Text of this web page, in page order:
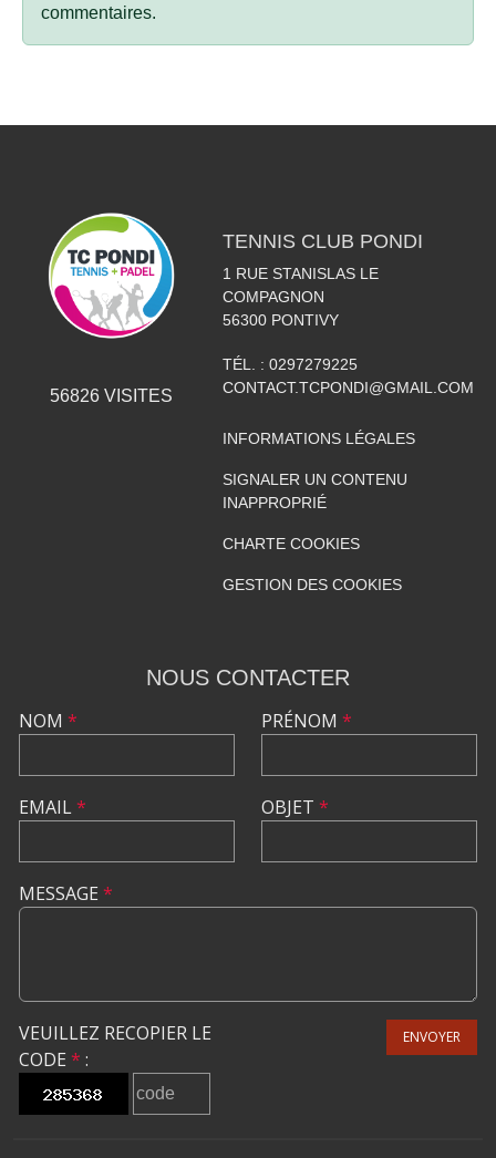
commentaires.
56826VISITES
TENNIS CLUB PONDI
1 RUE STANISLAS LE
COMPAGNON
56300 PONTIVY
TÉL. : 0297279225
CONTACT.TCPONDI@GMAIL.COM
INFORMATIONS LÉGALES
SIGNALER UN CONTENU
INAPPROPRIÉ
CHARTE COOKIES
GESTION DES COOKIES
NOUS CONTACTER
NOM *
EMAIL*
PRÉNOM *
OBJET *
MESSAGE *
VEUILLEZ RECOPIER LE
CODE * :
ENVOYER